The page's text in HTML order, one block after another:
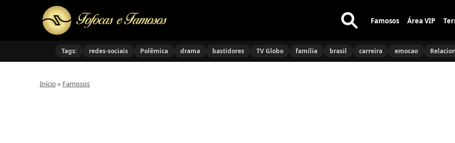
Buscar
no
Famosos Área VIP
Tags: redes-sociais Polêmica drama bastidores TV Globo família brasil carreira emocao
Início » Famosos